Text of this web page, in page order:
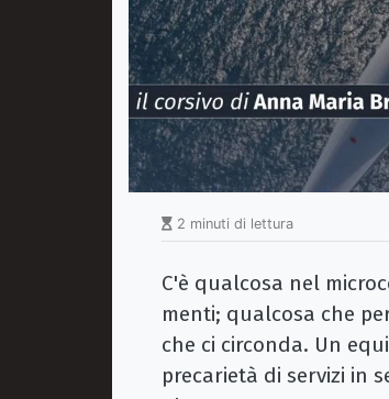
2 minuti di lettura
C'è qualcosa nel
menti; qualcosa che
che ci circonda. Un
precarietà di servizi in